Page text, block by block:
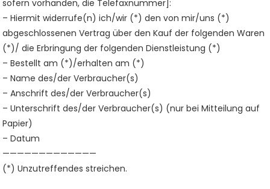
sofern vorhanden, die Telefaxnummer]:
– Hiermit widerrufe(n) ich/wir (*) den von mir/uns (*)
abgeschlossenen Vertrag über den Kauf der folgenden Waren
(*)/ die Erbringung der folgenden Dienstleistung (*)
– Bestellt am (*)/erhalten am (*)
– Name des/der Verbraucher(s)
– Anschrift des/der Verbraucher(s)
– Unterschrift des/der Verbraucher(s) (nur bei Mitteilung auf
Papier)
– Datum
—————————————
(*) Unzutreffendes streichen.